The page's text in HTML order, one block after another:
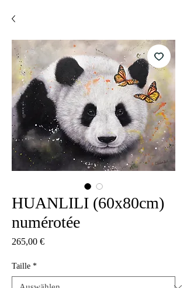
HUANLILI (60x80cm)
numérotée
265,00 €Preis
Taille *